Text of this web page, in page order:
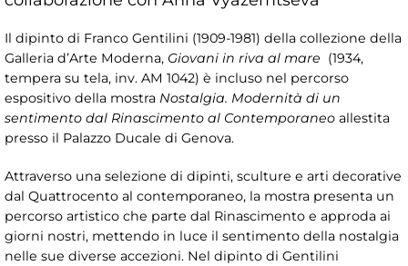
Il dipinto di Franco Gentilini (1909-1981) della collezione della
Galleria d’Arte Moderna, Giovani in riva al mare (1934,
tempera su tela, inv. AM 1042) è incluso nel percorso
espositivo della mostra Nostalgia. Modernità di un
sentimento dal Rinascimento al Contemporaneo allestita
presso il Palazzo Ducale di Genova.
Attraverso una selezione di dipinti, sculture e arti decorative
dal Quattrocento al contemporaneo, la mostra presenta un
percorso artistico che parte dal Rinascimento e approda ai
giorni nostri, mettendo in luce il sentimento della nostalgia
nelle sue diverse accezioni. Nel dipinto di Gentilini